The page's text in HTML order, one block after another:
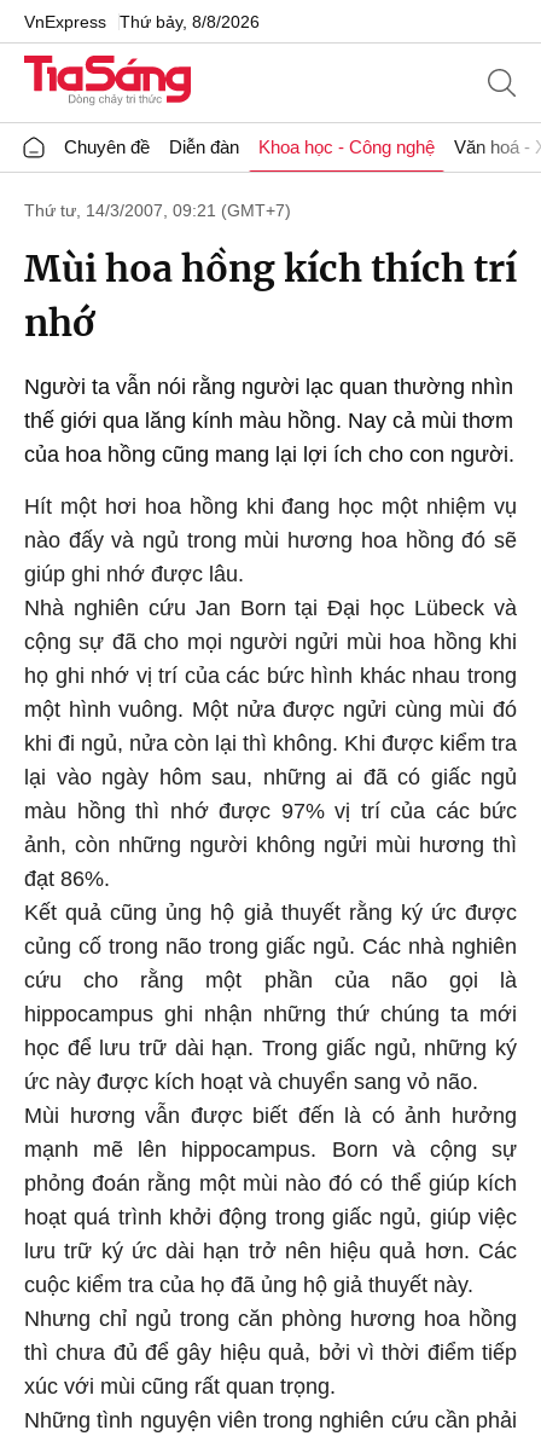
VnExpress Thứ bảy, 8/8/2026
Chuyên đề Diễn đàn Khoa học - Công nghệ Văn hoá -
Thứ tư, 14/3/2007, 09:21 (GMT+7)
Mùi hoa hồng kích thích trí
nhớ
Người ta vẫn nói rằng người lạc quan thường nhìn
thế giới qua lăng kính màu hồng. Nay cả mùi thơm
của hoa hồng cũng mang lại lợi ích cho con người.
Hít một hơi hoa hồng khi đang học một nhiệm vụ
nào đấy và ngủ trong mùi hương hoa hồng đó sẽ
giúp ghi nhớ được lâu.
Nhà nghiên cứu Jan Born tại Đại học Lübeck và
cộng sự đã cho mọi người ngửi mùi hoa hồng khi
họ ghi nhớ vị trí của các bức hình khác nhau trong
một hình vuông. Một nửa được ngửi cùng mùi đó
khi đi ngủ, nửa còn lại thì không. Khi được kiểm tra
lại vào ngày hôm sau, những ai đã có giấc ngủ
màu hồng thì nhớ được 97% vị trí của các bức
ảnh, còn những người không ngửi mùi hương thì
đạt 86%.
Kết quả cũng ủng hộ giả thuyết rằng ký ức được
củng cố trong não trong giấc ngủ. Các nhà nghiên
cứu cho rằng một phần của não gọi là
hippocampus ghi nhận những thứ chúng ta mới
học để lưu trữ dài hạn. Trong giấc ngủ, những ký
ức này được kích hoạt và chuyển sang vỏ não.
Mùi hương vẫn được biết đến là có ảnh hưởng
mạnh mẽ lên hippocampus. Born và cộng sự
phỏng đoán rằng một mùi nào đó có thể giúp kích
hoạt quá trình khởi động trong giấc ngủ, giúp việc
lưu trữ ký ức dài hạn trở nên hiệu quả hơn. Các
cuộc kiểm tra của họ đã ủng hộ giả thuyết này.
Nhưng chỉ ngủ trong căn phòng hương hoa hồng
thì chưa đủ để gây hiệu quả, bởi vì thời điểm tiếp
xúc với mùi cũng rất quan trọng.
Những tình nguyện viên trong nghiên cứu cần phải